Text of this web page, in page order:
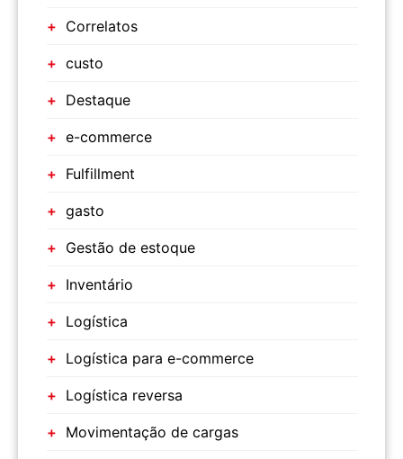
Correlatos
custo
Destaque
e-commerce
Fulfillment
gasto
Gestão de estoque
Inventário
Logística
Logística para e-commerce
Logística reversa
Movimentação de cargas